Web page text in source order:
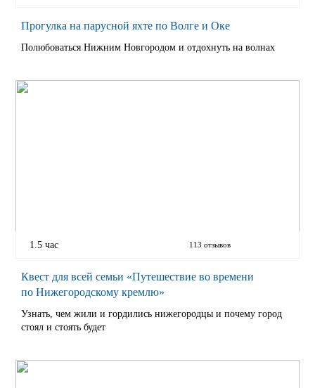
Прогулка на парусной яхте по Волге и Оке
Полюбоваться Нижним Новгородом и отдохнуть на волнах
1.5 час 113 отзывов
Квест для всей семьи «Путешествие во времени
по Нижегородскому кремлю»
Узнать, чем жили и гордились нижегородцы и почему город
стоял и стоять будет